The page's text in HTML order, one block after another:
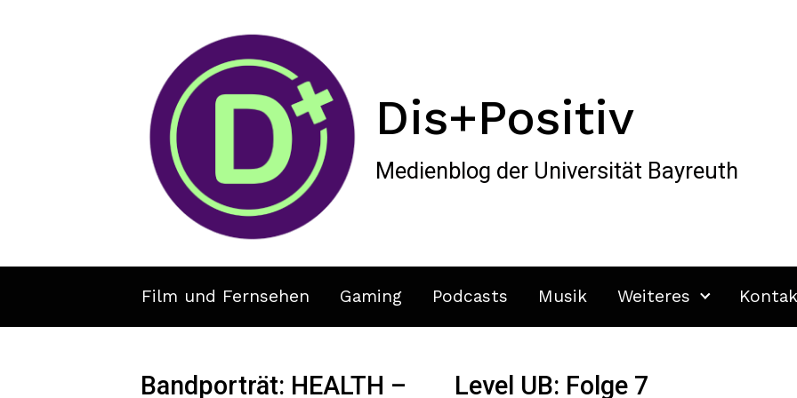
Dis+Positiv
Medienblog der Universität Bayreuth
Film und Fernsehen Gaming Podcasts Musik Weiteres
Bandporträt: HEALTH – Level UB: Folge 7